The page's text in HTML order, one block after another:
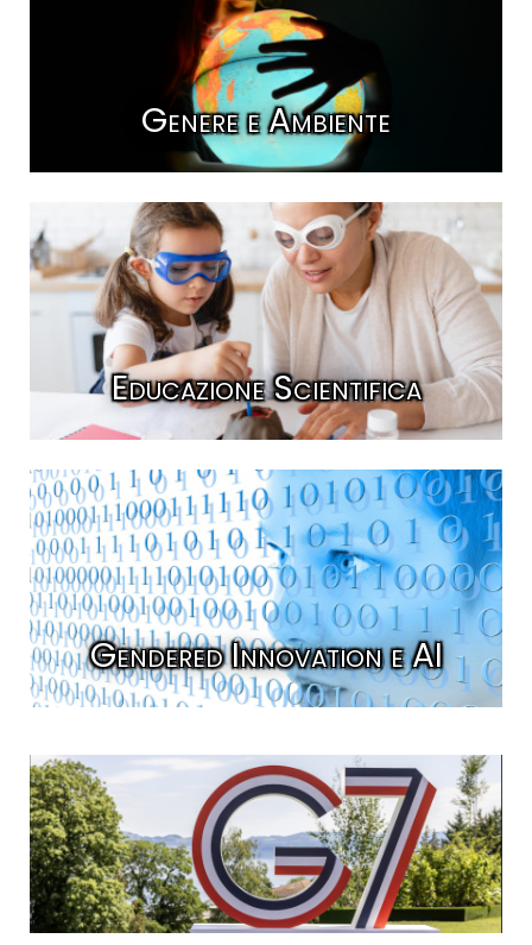
Genere e Ambiente
Educazione Scientifica
Gendered Innovation e AI